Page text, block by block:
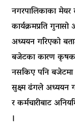
नगरपालिकाका
कार्यक्रमप्रति
अध्ययन गरिएको
बजेटका कारण
नसकिए पनि
सुक्ष्म ढंगले अध्ययन
र कर्मचारीबाट
।